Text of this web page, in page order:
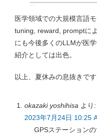
医学領域での大規模言語
tuning, reward, promptに
にも今後多くのLLMが医
紹介としては出色。
以上、夏休みの息抜きです
okazaki yoshihisa より:
2023年7月24日 10:25
GPSステーション